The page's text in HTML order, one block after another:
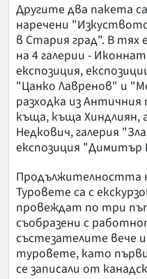
Другите два пакета
наречени
в Стария град". В тях
на 4 галерии -
експозиция,
"Цанко Лавренов" и
разходка из
къща, къща
Недкович, галерия
експозиция "Димитър
Продължителността
Туровете са с
провеждат по три
съобразени с
състезателите вече
туровете, като първи
се записали от